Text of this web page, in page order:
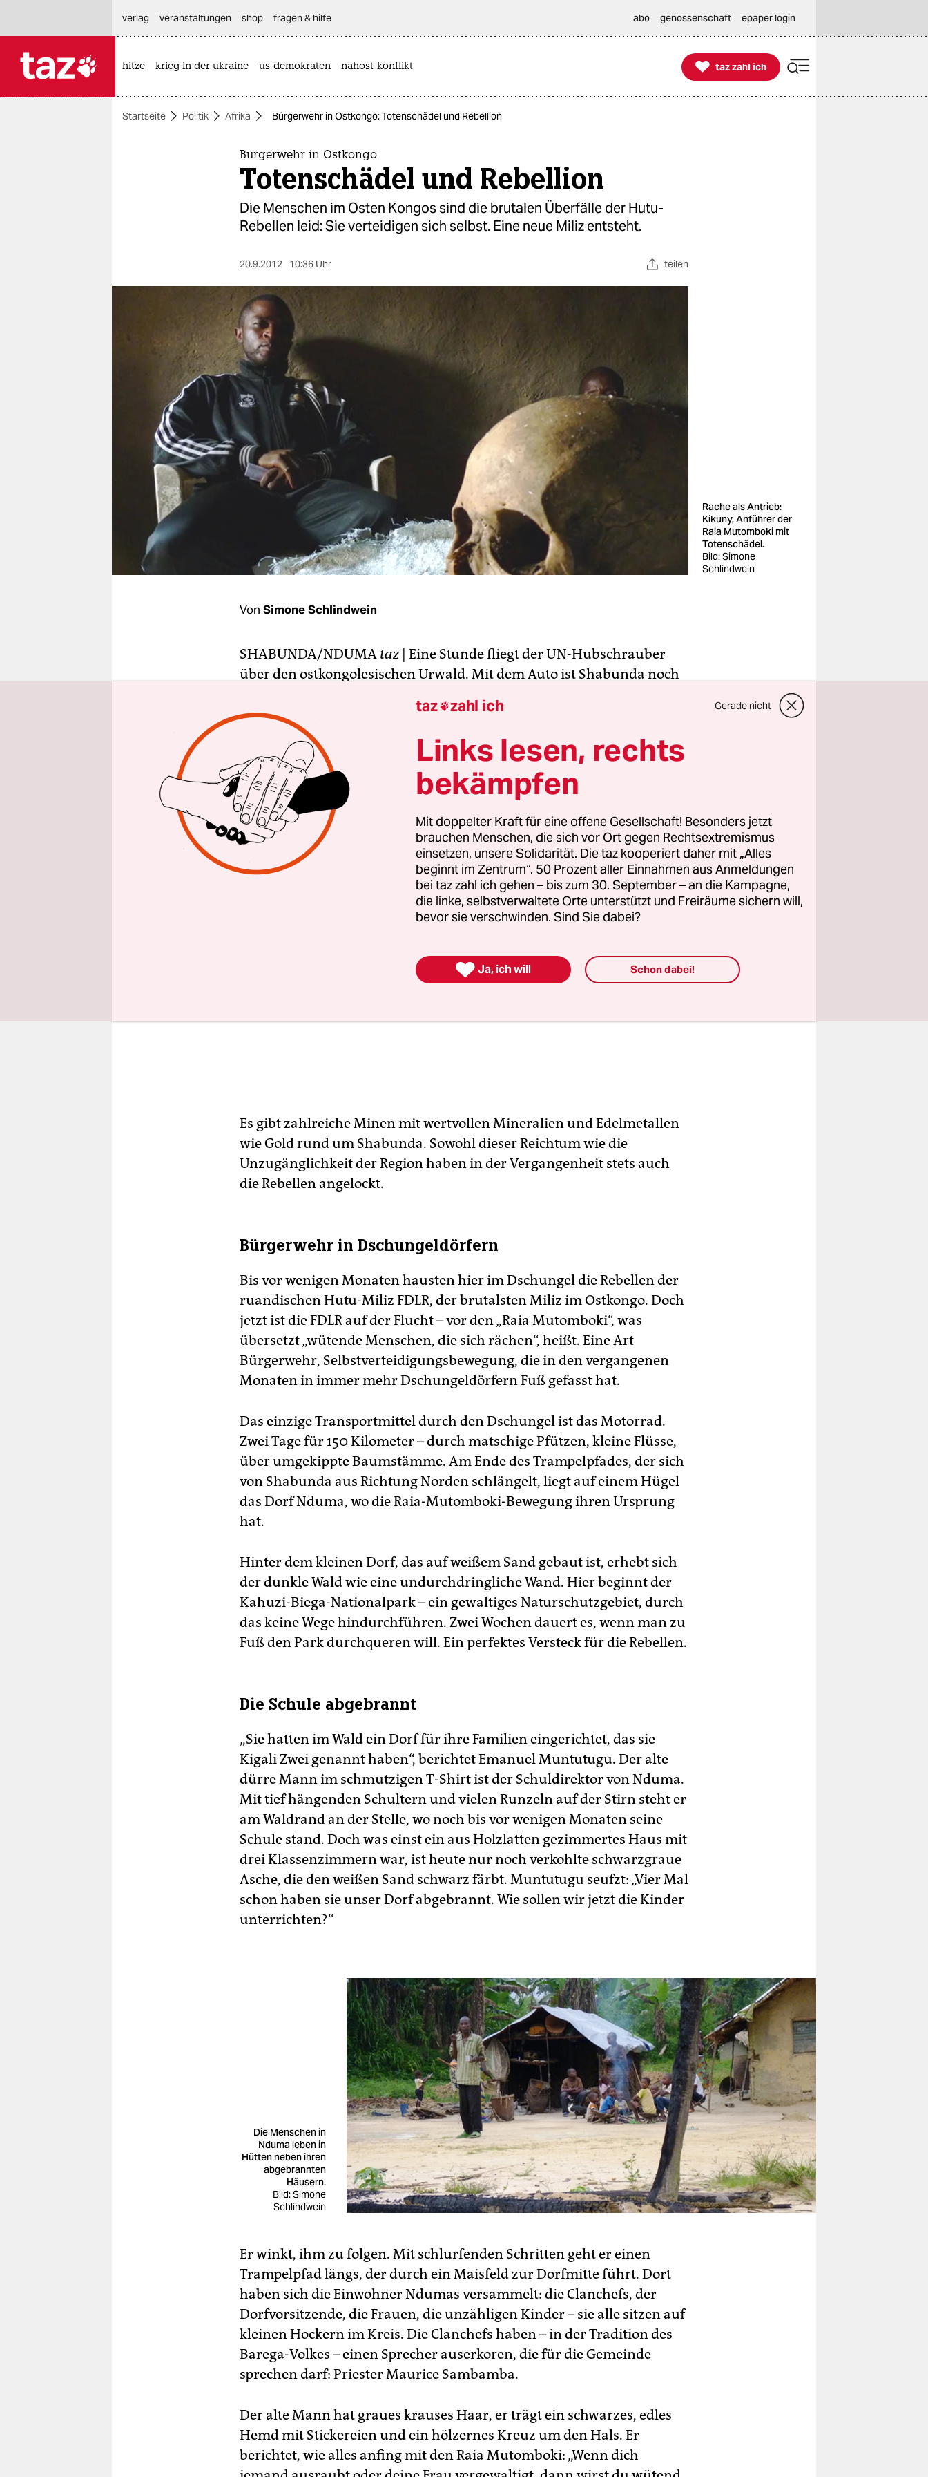
themen
wahrheit
verlag
veranstaltungen
fragen & hilfe
unterstützen
verlag
veranstaltungen shop fragen & hilfe abo genossenschaft epaper login
hitze krieg in der ukraine us-demokraten nahost-konflikt 
taz zahl ich
taz zahl ich
Startseite Politik Afrika Bürgerwehr in Ostkongo: Totenschädel und Rebellion
Bürgerwehr in Ostkongo
Totenschädel und Rebellion
Die Menschen im Osten Kongos sind die brutalen Überfälle der Hutu-
Rebellen leid: Sie verteidigen sich selbst. Eine neue Miliz entsteht.
20.9.2012 10:36 Uhr teilen
Rache als Antrieb:
Kikuny, Anführer der
Raia Mutomboki mit
Totenschädel.
Bild: Simone
Schlindwein
Von Simone Schlindwein
SHABUNDA/NDUMA taz | Eine Stunde fliegt der UN-Hubschrauber
über den ostkongolesischen Urwald. Mit dem Auto ist Shabunda noch
Süd-Kivus Provinzhauptstadt Bukavu entfernt.
Heute herrscht Hochbetrieb in Shabunda, eine kleine
Propellermaschine landet neben dem UN-Hubschrauber. Sie liefert
Wasserkanister, Plastiksandalen und Bierdosen. Nach dem Entladen
schleppen Männer schwere Säcke herbei, die randvoll mit den Erzen
Coltan und Kassiterit gefüllt sind.
Es gibt zahlreiche Minen mit wertvollen Mineralien und Edelmetallen
wie Gold rund um Shabunda. Sowohl dieser Reichtum wie die
Unzugänglichkeit der Region haben in der Vergangenheit stets auch
die Rebellen angelockt.
Bürgerwehr in Dschungeldörfern
Bis vor wenigen Monaten hausten hier im Dschungel die Rebellen der
ruandischen Hutu-Miliz FDLR, der brutalsten Miliz im Ostkongo. Doch
jetzt ist die FDLR auf der Flucht – vor den „Raia Mutomboki“, was
übersetzt „wütende Menschen, die sich rächen“, heißt. Eine Art
Bürgerwehr, Selbstverteidigungsbewegung, die in den vergangenen
Monaten in immer mehr Dschungeldörfern Fuß gefasst hat.
Das einzige Transportmittel durch den Dschungel ist das Motorrad.
Zwei Tage für 150 Kilometer – durch matschige Pfützen, kleine Flüsse,
über umgekippte Baumstämme. Am Ende des Trampelpfades, der sich
von Shabunda aus Richtung Norden schlängelt, liegt auf einem Hügel
das Dorf Nduma, wo die Raia-Mutomboki-Bewegung ihren Ursprung
hat.
Hinter dem kleinen Dorf, das auf weißem Sand gebaut ist, erhebt sich
der dunkle Wald wie eine undurchdringliche Wand. Hier beginnt der
Kahuzi-Biega-Nationalpark – ein gewaltiges Naturschutzgebiet, durch
das keine Wege hindurchführen. Zwei Wochen dauert es, wenn man zu
Fuß den Park durchqueren will. Ein perfektes Versteck für die Rebellen.
Die Schule abgebrannt
„Sie hatten im Wald ein Dorf für ihre Familien eingerichtet, das sie
Kigali Zwei genannt haben“, berichtet Emanuel Muntutugu. Der alte
dürre Mann im schmutzigen T-Shirt ist der Schuldirektor von Nduma.
Mit tief hängenden Schultern und vielen Runzeln auf der Stirn steht er
am Waldrand an der Stelle, wo noch bis vor wenigen Monaten seine
Schule stand. Doch was einst ein aus Holzlatten gezimmertes Haus mit
drei Klassenzimmern war, ist heute nur noch verkohlte schwarzgraue
Asche, die den weißen Sand schwarz färbt. Muntutugu seufzt: „Vier Mal
schon haben sie unser Dorf abgebrannt. Wie sollen wir jetzt die Kinder
unterrichten?“
Die Menschen in
Nduma leben in
Hütten neben ihren
abgebrannten
Häusern.
Bild: Simone
Schlindwein
Er winkt, ihm zu folgen. Mit schlurfenden Schritten geht er einen
Trampelpfad längs, der durch ein Maisfeld zur Dorfmitte führt. Dort
haben sich die Einwohner Ndumas versammelt: die Clanchefs, der
Dorfvorsitzende, die Frauen, die unzähligen Kinder – sie alle sitzen auf
kleinen Hockern im Kreis. Die Clanchefs haben – in der Tradition des
Barega-Volkes – einen Sprecher auserkoren, die für die Gemeinde
sprechen darf: Priester Maurice Sambamba.
Der alte Mann hat graues krauses Haar, er trägt ein schwarzes, edles
Hemd mit Stickereien und ein hölzernes Kreuz um den Hals. Er
berichtet, wie alles anfing mit den Raia Mutomboki: „Wenn dich
taz zahl ich Gerade nicht
Links lesen, rechts
bekämpfen
Mit doppelter Kraft für eine offene Gesellschaft! Besonders jetzt
brauchen Menschen, die sich vor Ort gegen Rechtsextremismus
einsetzen, unsere Solidarität. Die taz kooperiert daher mit „Alles
beginnt im Zentrum“. 50 Prozent aller Einnahmen aus Anmeldungen
bei taz zahl ich gehen – bis zum 30. September – an die Kampagne,
die linke, selbstverwaltete Orte unterstützt und Freiräume sichern will,
bevor sie verschwinden. Sind Sie dabei?
 Ja, ich will Schon dabei!